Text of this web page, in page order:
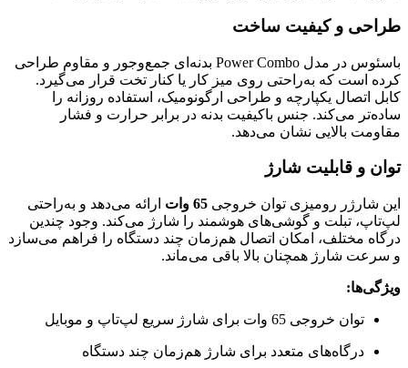
طراحی و کیفیت ساخت
باسئوس در مدل Power Combo بدنه‌ای جمع‌وجور و مقاوم طراحی
کرده است که به‌راحتی روی میز کار یا کنار تخت قرار می‌گیرد.
کابل اتصال یکپارچه و طراحی ارگونومیک، استفاده روزانه را
ساده‌تر می‌کند. جنس باکیفیت بدنه در برابر حرارت و فشار
مقاومت بالایی نشان می‌دهد.
توان و قابلیت شارژ
این شارژر رومیزی توان خروجی 65 وات
ارائه می‌دهد و به‌راحتی
لپ‌تاپ، تبلت و گوشی‌های هوشمند را شارژ می‌کند. وجود چندین
درگاه مختلف، امکان اتصال هم‌زمان چند دستگاه را فراهم می‌سازد
و سرعت شارژ همچنان بالا باقی می‌ماند.
ویژگی‌ها:
توان خروجی 65 وات برای شارژ سریع لپ‌تاپ و موبایل
درگاه‌های متعدد برای شارژ هم‌زمان چند دستگاه